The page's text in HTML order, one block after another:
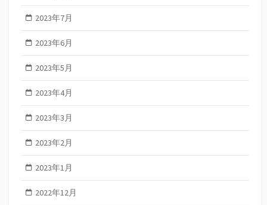
2023年7月
2023年6月
2023年5月
2023年4月
2023年3月
2023年2月
2023年1月
2022年12月